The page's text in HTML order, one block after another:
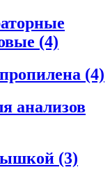
(4)
(4)
анализов
(3)